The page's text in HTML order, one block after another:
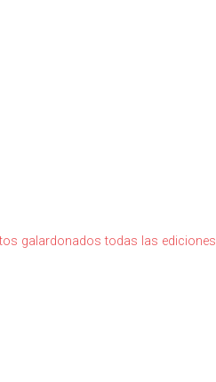
galardonados todas las ediciones